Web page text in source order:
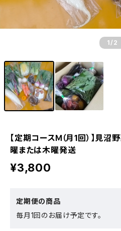
1 /2
【定期コースＭ（月1回）】見
曜または木曜発送
¥3,800
定期便の商品
毎月1回のお届け予定です。